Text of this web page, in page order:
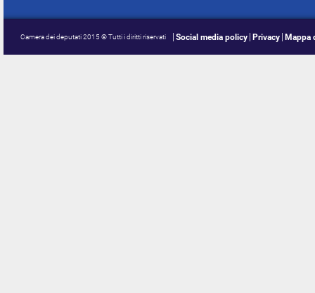
Camera dei deputati 2015 © Tutti i diritti riservati Social media policy Privacy Mappa